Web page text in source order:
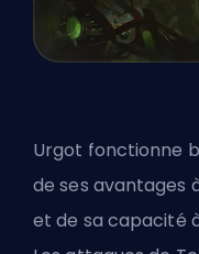
Urgot fonctionne
de ses avantages
et de sa capacité